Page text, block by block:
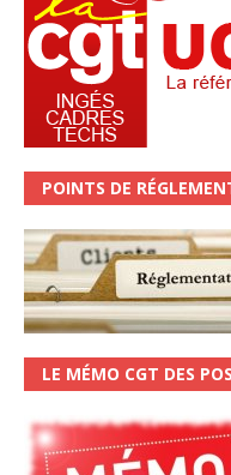
POINTS DE
LE MÉMO CGT DES